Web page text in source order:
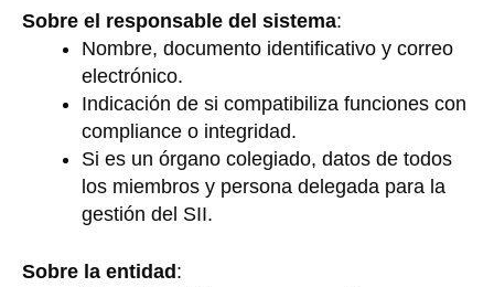
Sobre el responsable del sistema:
Nombre, documento identificativo y correo
electrónico.
Indicación de si compatibiliza funciones con
compliance o integridad.
Si es un órgano colegiado, datos de todos
los miembros y persona delegada para la
gestión del SII.
Sobre la entidad :